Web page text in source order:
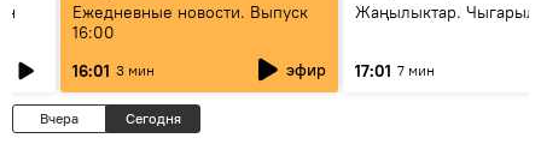
Ежедневные новости. Выпуск
16:00
16:01 3 мин эфир
Жаңылыктар.
17:01 7 мин
Вчера Сегодня